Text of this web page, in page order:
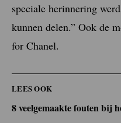
speciale herinnering
kunnen delen.” Ook de
for Chanel.
LEES OOK
8 veelgemaakte fouten bij